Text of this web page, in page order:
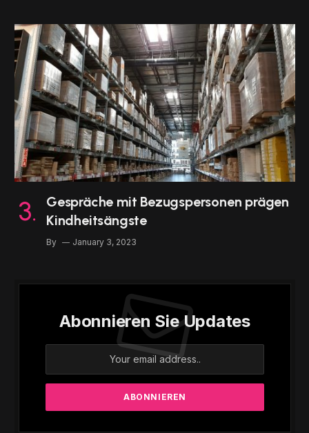
Gespräche mit Bezugspersonen prägen
Kindheitsängste
By January 3, 2023
Abonnieren Sie Updates